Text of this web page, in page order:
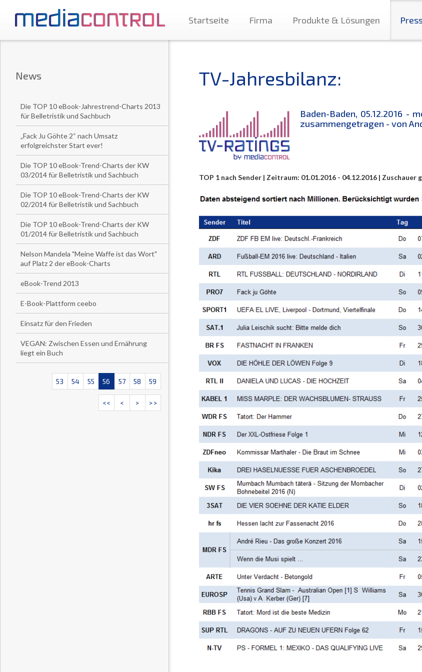
Startseite Firma Produkte & Lösungen
News
Die TOP 10 eBook-Jahrestrend-Charts 2013
für Belletristik und Sachbuch
„Fack Ju Göhte 2“ nach Umsatz
erfolgreichster Start ever!
Die TOP 10 eBook-Trend-Charts der KW
03/2014 für Belletristik und Sachbuch
Die TOP 10 eBook-Trend-Charts der KW
02/2014 für Belletristik und Sachbuch
Die TOP 10 eBook-Trend-Charts der KW
01/2014 für Belletristik und Sachbuch
Nelson Mandela "Meine Waffe ist das Wort"
auf Platz 2 der eBook-Charts
eBook-Trend 2013
E-Book-Plattform ceebo
Einsatz für den Frieden
VEGAN: Zwischen Essen und Ernährung
liegt ein Buch
53 54 55 56 57 58 59
<< < > >>
TV-Jahresbilanz:
Baden-Baden, 05.12.2016 -
zusammengetragen - von
TOP 1 nach Sender | Zeitraum: 01.01.2016 - 04.12.2016 |